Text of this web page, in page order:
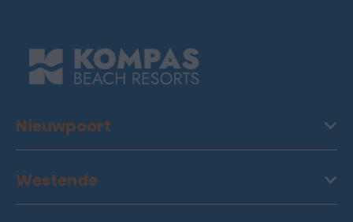
Nieuwpoort
Westende